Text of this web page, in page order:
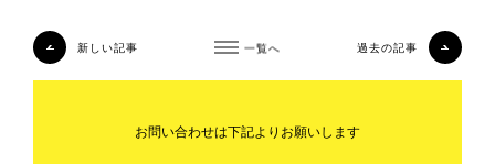
一覧へ
新しい記事 過去の記事
お問い合わせは下記よりお願いします